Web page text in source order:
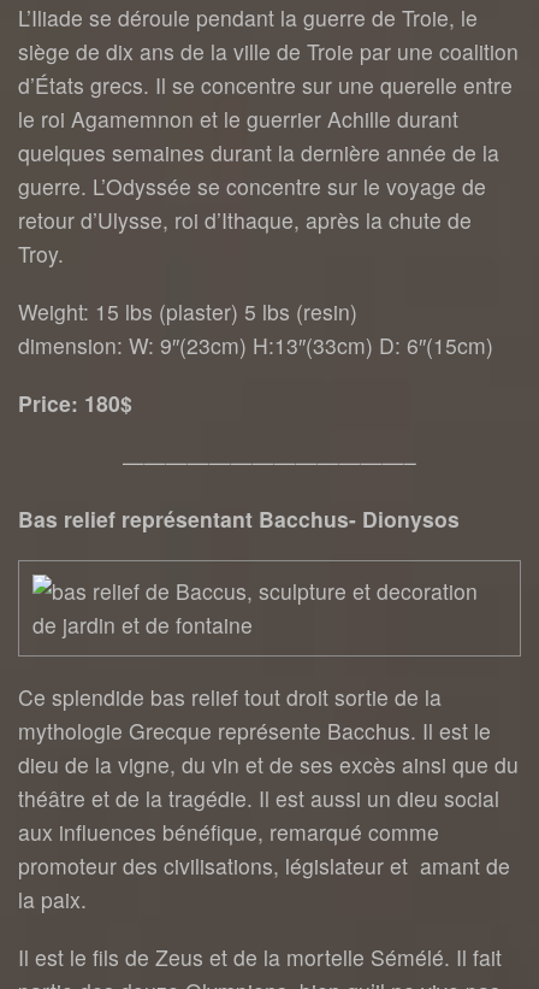
L’Iliade se déroule pendant la guerre de Troie, le
siège de dix ans de la ville de Troie par une coalition
d’États grecs. Il se concentre sur une querelle entre
le roi Agamemnon et le guerrier Achille durant
quelques semaines durant la dernière année de la
guerre. L’Odyssée se concentre sur le voyage de
retour d’Ulysse, roi d’Ithaque, après la chute de
Troy.
Weight: 15 lbs (plaster) 5 lbs (resin)
dimension: W: 9″(23cm) H:13″(33cm) D: 6″(15cm)
Price: 180$
—————————————–
Bas relief représentant Bacchus- Dionysos
Ce splendide bas relief tout droit sortie de la
mythologie Grecque représente Bacchus. Il est le
dieu de la vigne, du vin et de ses excès ainsi que du
théâtre et de la tragédie. Il est aussi un dieu social
aux influences bénéfique, remarqué comme
promoteur des civilisations, législateur et amant de
la paix.
Il est le fils de Zeus et de la mortelle Sémélé. Il fait